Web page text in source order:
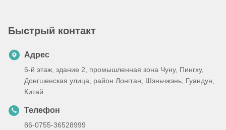
Быстрый контакт
Адрес
5-й этаж, здание 2, промышленная зона Чуну, Пингху,
Донгшенская улица, район Лонгган, Шэньчжэнь, Гуандун,
Китай
Телефон
86-0755-36528999